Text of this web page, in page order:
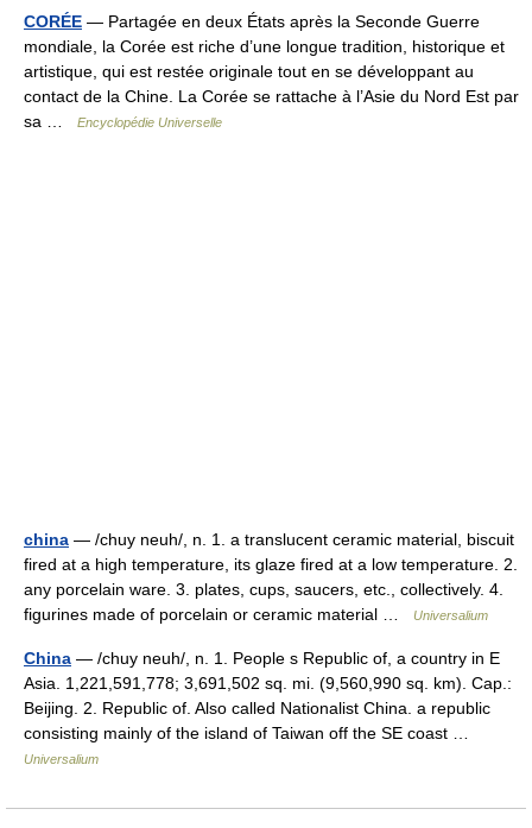
CORÉE — Partagée en deux États après la Seconde Guerre
mondiale, la Corée est riche d’une longue tradition, historique et
artistique, qui est restée originale tout en se développant au
contact de la Chine. La Corée se rattache à l’Asie du Nord Est par
sa …
Encyclopédie Universelle
china — /chuy neuh/, n. 1. a translucent ceramic material, biscuit
fired at a high temperature, its glaze fired at a low temperature. 2.
any porcelain ware. 3. plates, cups, saucers, etc., collectively. 4.
figurines made of porcelain or ceramic material …
Universalium
China — /chuy neuh/, n. 1. People s Republic of, a country in E
Asia. 1,221,591,778; 3,691,502 sq. mi. (9,560,990 sq. km). Cap.:
Beijing. 2. Republic of. Also called Nationalist China. a republic
consisting mainly of the island of Taiwan off the SE coast …
Universalium